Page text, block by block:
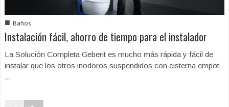
■ Baños
Instalación fácil, ahorro de tiempo para el instalador
La Solución Completa Geberit es mucho más rápida y fácil de
instalar que los otros inodoros suspendidos con cisterna empot
...